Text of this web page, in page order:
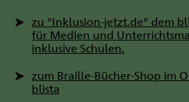
zu "Inklusion-jetzt.de" dem
für Medien und
inklusive Schulen.
zum Braille-Bücher-Shop im
blista